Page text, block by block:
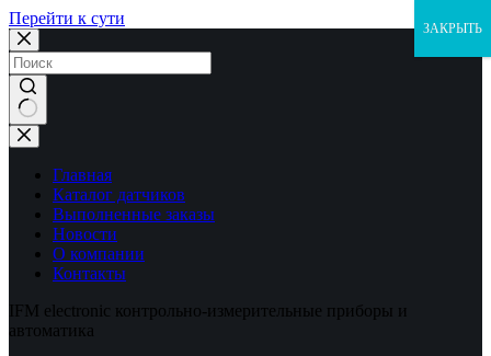
Перейти к сути
Ничего
не
найденоГлавная
Каталог датчиков
Выполненные заказы
Новости
О компании
Контакты
IFM electronic контрольно-измерительные приборы и
автоматика
ЗАКРЫТЬ